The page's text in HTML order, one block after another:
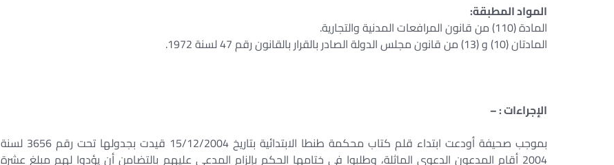
المواد المطبقة:
المادة (110) من قانون المرافعات المدنية والتجارية.
المادتان (10) و (13) من قانون مجلس الدولة الصادر بالقرار بالقانون رقم 47 لسنة 1972.
الإجراءات : –
بموجب صحيفة أودعت ابتداء قلم كتاب محكمة طنطا الابتدائية بتاريخ 15/12/2004 قيدت بجدولها تحت رقم 3656 لسنة
2004 أقام المدعون الدعوى الماثلة، وطلبوا فى ختامها الحكم بإلزام المدعى عليهم بالتضامن أن يؤدوا لهم مبلغ عشرة